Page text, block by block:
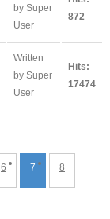
by Super
User
872
Written
by Super
User
Hits:
17474
6 7 8